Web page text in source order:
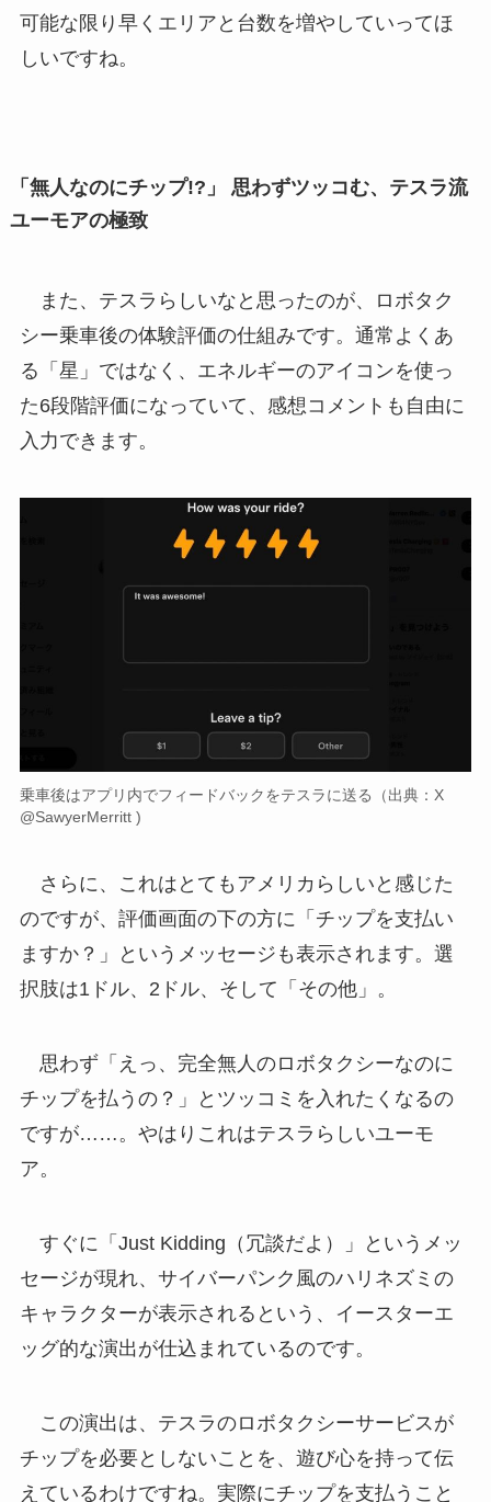
可能な限り早くエリアと台数を増やしていってほ
しいですね。
「無人なのにチップ!?」 思わずツッコむ、テスラ流
ユーモアの極致
また、テスラらしいなと思ったのが、ロボタク
シー乗車後の体験評価の仕組みです。通常よくあ
る「星」ではなく、エネルギーのアイコンを使っ
た6段階評価になっていて、感想コメントも自由に
入力できます。
乗車後はアプリ内でフィードバックをテスラに送る（出典：X
@SawyerMerritt )
さらに、これはとてもアメリカらしいと感じた
のですが、評価画面の下の方に「チップを支払い
ますか？」というメッセージも表示されます。選
択肢は1ドル、2ドル、そして「その他」。
思わず「えっ、完全無人のロボタクシーなのに
チップを払うの？」とツッコミを入れたくなるの
ですが……。やはりこれはテスラらしいユーモ
ア。
すぐに「Just Kidding（冗談だよ）」というメッ
セージが現れ、サイバーパンク風のハリネズミの
キャラクターが表示されるという、イースターエ
ッグ的な演出が仕込まれているのです。
この演出は、テスラのロボタクシーサービスが
チップを必要としないことを、遊び心を持って伝
えているわけですね。実際にチップを支払うこと